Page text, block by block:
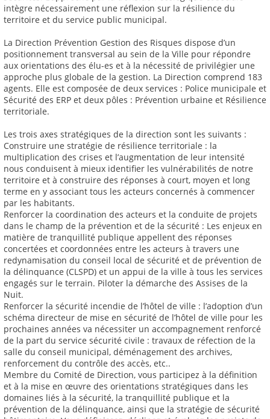
intègre nécessairement une réflexion sur la résilience du
territoire et du service public municipal.
La Direction Prévention Gestion des Risques dispose d’un
positionnement transversal au sein de la Ville pour répondre
aux orientations des élu-es et à la nécessité de privilégier une
approche plus globale de la gestion. La Direction comprend 183
agents. Elle est composée de deux services : Police municipale et
Sécurité des ERP et deux pôles : Prévention urbaine et Résilience
territoriale.
Les trois axes stratégiques de la direction sont les suivants :
Construire une stratégie de résilience territoriale : la
multiplication des crises et l’augmentation de leur intensité
nous conduisent à mieux identifier les vulnérabilités de notre
territoire et à construire des réponses à court, moyen et long
terme en y associant tous les acteurs concernés à commencer
par les habitants.
Renforcer la coordination des acteurs et la conduite de projets
dans le champ de la prévention et de la sécurité : Les enjeux en
matière de tranquillité publique appellent des réponses
concertées et coordonnées entre les acteurs à travers une
redynamisation du conseil local de sécurité et de prévention de
la délinquance (CLSPD) et un appui de la ville à tous les services
engagés sur le terrain. Piloter la démarche des Assises de la
Nuit.
Renforcer la sécurité incendie de l’hôtel de ville : l’adoption d’un
schéma directeur de mise en sécurité de l’hôtel de ville pour les
prochaines années va nécessiter un accompagnement renforcé
de la part du service sécurité civile : travaux de réfection de la
salle du conseil municipal, déménagement des archives,
renforcement du contrôle des accès, etc..
Membre du Comité de Direction, vous participez à la définition
et à la mise en œuvre des orientations stratégiques dans les
domaines liés à la sécurité, la tranquillité publique et la
prévention de la délinquance, ainsi que la stratégie de sécurité